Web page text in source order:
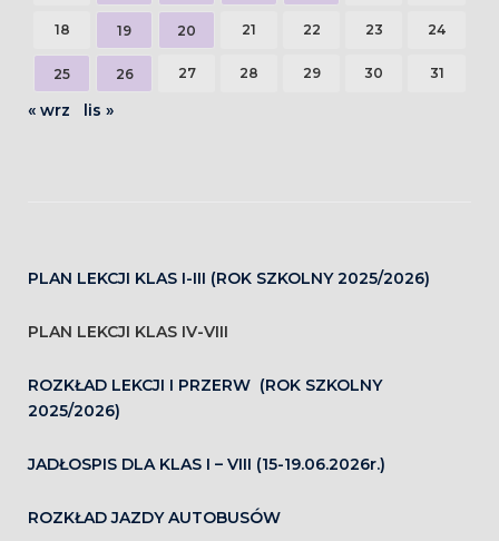
18 19 20 21 22 23 24
25 26 27 28 29 30 31
« wrz lis »
PLAN LEKCJI KLAS I-III (ROK SZKOLNY 2025/2026)
PLAN LEKCJI KLAS IV-VIII
ROZKŁAD LEKCJI I PRZERW (ROK SZKOLNY
2025/2026)
JADŁOSPIS DLA KLAS I – VIII (15-19.06.2026r.)
ROZKŁAD JAZDY AUTOBUSÓW